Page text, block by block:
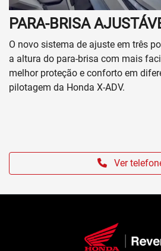
PARA-BRISA
O novo sistema de ajuste em três
a altura do para-brisa com mais
melhor proteção e conforto em
pilotagem da Honda X-ADV.
Ver